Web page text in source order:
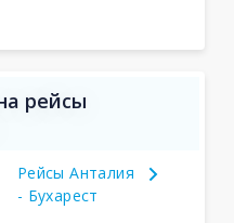
рейсы
Рейсы Анталия
- Бухарест